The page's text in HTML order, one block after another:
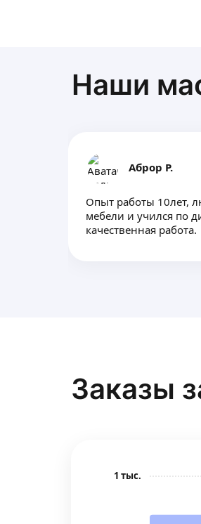
Наши
Аброр Р.
Опыт работы 10лет,
мебели и учился по
качественная работа.
Заказы
1 тыс.